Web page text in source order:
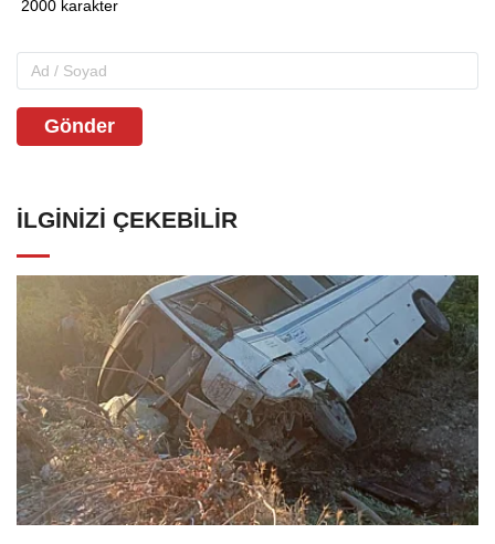
Gönder
İLGINIZI ÇEKEBILIR